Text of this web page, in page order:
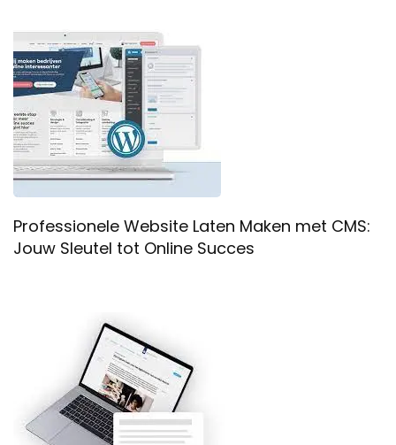
Professionele Website Laten Maken met CMS:
Jouw Sleutel tot Online Succes